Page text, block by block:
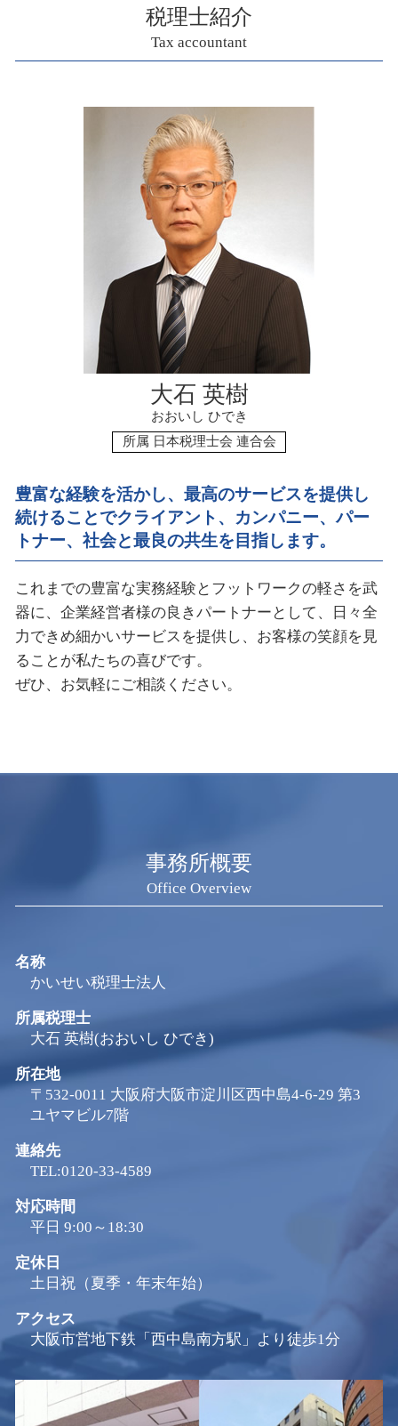
ペイペイ 相続税
相続税 いくらから
相続税 いくらから申告
代襲相続 相続税
相続税 いくらからかかるの
二次相続 相続税
相続税配偶者控除 申告
資金調達 返済不要
資金調達 個人 法人 違い
スタートアップ 資金調達 方法
会社設立 税理士 相談
起業 資金調達 個人
資金調達 個人 法人
会社設立 資金調達
資金調達 種類
税理士紹介
Tax accountant
大石 英樹
おおいし ひでき
所属 日本税理士会 連合会
豊富な経験を活かし、最高のサービスを提供し
続けることでクライアント、カンパニー、パー
トナー、社会と最良の共生を目指します。
これまでの豊富な実務経験とフットワークの軽さを武
器に、企業経営者様の良きパートナーとして、日々全
力できめ細かいサービスを提供し、お客様の笑顔を見
ることが私たちの喜びです。
ぜひ、お気軽にご相談ください。
事務所概要
Office Overview
名称
かいせい税理士法人
所属税理士
大石 英樹(おおいし ひでき)
所在地
〒532-0011 大阪府大阪市淀川区西中島4-6-29 第3
ユヤマビル7階
連絡先
TEL:0120-33-4589
対応時間
平日 9:00～18:30
定休日
土日祝（夏季・年末年始）
アクセス
大阪市営地下鉄「西中島南方駅」より徒歩1分